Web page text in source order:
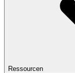
Ressourcen